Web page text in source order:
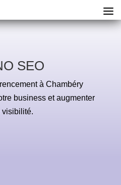
SEO
à Chambéry
business et augmenter
visibilité.